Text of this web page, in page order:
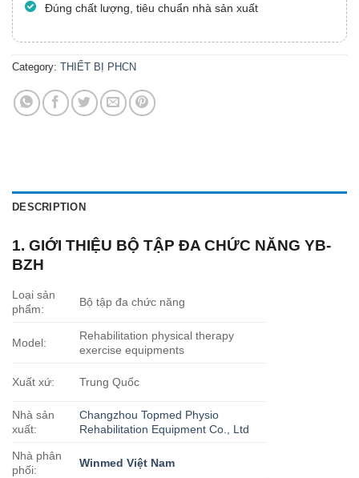
Đúng chất lượng, tiêu chuẩn nhà sản xuất
Category: THIẾT BỊ PHCN
DESCRIPTION
1. GIỚI THIỆU BỘ TẬP ĐA CHỨC NĂNG YB-
BZH
Loại sản
phẩm:
Bộ tập đa chức năng
Model:
Rehabilitation physical therapy
exercise equipments
Xuất xứ: Trung Quốc
Nhà sản
xuất:
Changzhou Topmed Physio
Rehabilitation Equipment Co., Ltd
Nhà phân
phối:
Winmed Việt Nam